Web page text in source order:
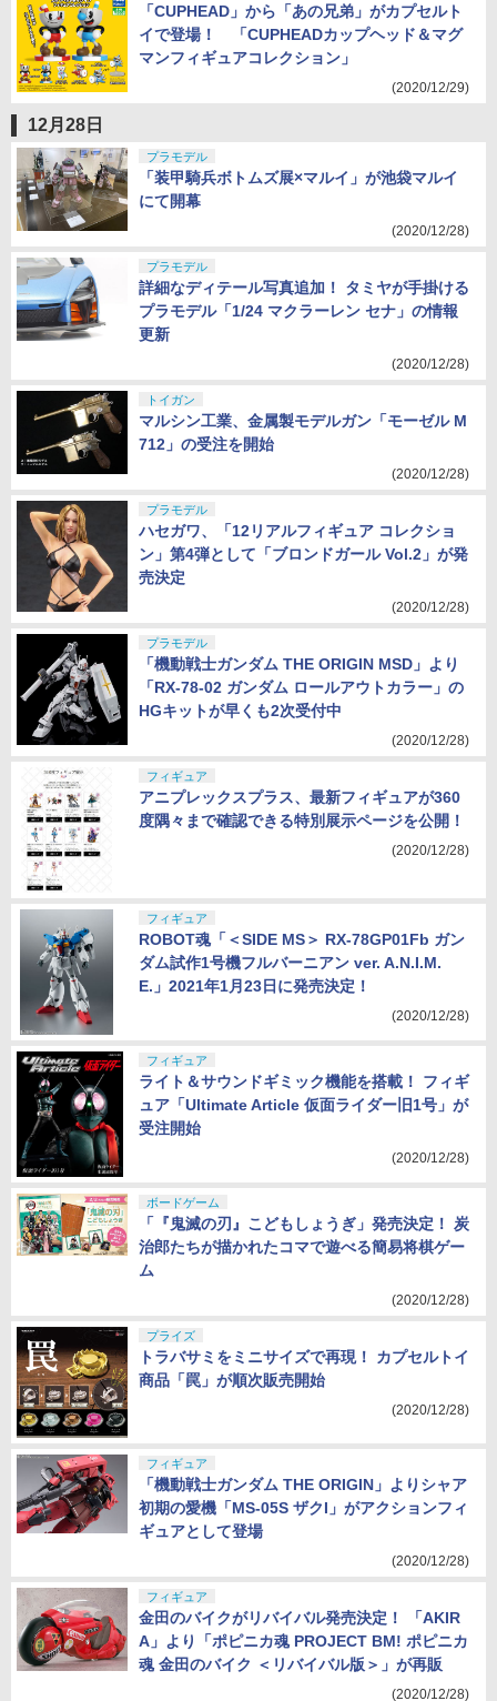
「CUPHEAD」から「あの兄弟」がカプセルト
イで登場！ 「CUPHEADカップヘッド＆マグ
マンフィギュアコレクション」
(2020/12/29)
12月28日
プラモデル
「装甲騎兵ボトムズ展×マルイ」が池袋マルイ
にて開幕
(2020/12/28)
プラモデル
詳細なディテール写真追加！ タミヤが手掛ける
プラモデル「1/24 マクラーレン セナ」の情報
更新
(2020/12/28)
トイガン
マルシン工業、金属製モデルガン「モーゼル M
712」の受注を開始
(2020/12/28)
プラモデル
ハセガワ、「12リアルフィギュア コレクショ
ン」第4弾として「ブロンドガール Vol.2」が発
売決定
(2020/12/28)
プラモデル
「機動戦士ガンダム THE ORIGIN MSD」より
「RX-78-02 ガンダム ロールアウトカラー」の
HGキットが早くも2次受付中
(2020/12/28)
フィギュア
アニプレックスプラス、最新フィギュアが360
度隅々まで確認できる特別展示ページを公開！
(2020/12/28)
フィギュア
ROBOT魂「＜SIDE MS＞ RX-78GP01Fb ガン
ダム試作1号機フルバーニアン ver. A.N.I.M.
E.」2021年1月23日に発売決定！
(2020/12/28)
フィギュア
ライト＆サウンドギミック機能を搭載！ フィギ
ュア「Ultimate Article 仮面ライダー旧1号」が
受注開始
(2020/12/28)
ボードゲーム
「『鬼滅の刃』こどもしょうぎ」発売決定！ 炭
治郎たちが描かれたコマで遊べる簡易将棋ゲー
ム
(2020/12/28)
プライズ
トラバサミをミニサイズで再現！ カプセルトイ
商品「罠」が順次販売開始
(2020/12/28)
フィギュア
「機動戦士ガンダム THE ORIGIN」よりシャア
初期の愛機「MS-05S ザクI」がアクションフィ
ギュアとして登場
(2020/12/28)
フィギュア
金田のバイクがリバイバル発売決定！ 「AKIR
A」より「ポピニカ魂 PROJECT BM! ポピニカ
魂 金田のバイク ＜リバイバル版＞」が再販
(2020/12/28)